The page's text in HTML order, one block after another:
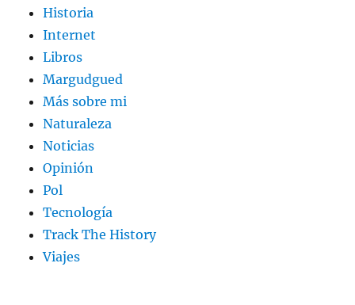
Historia
Internet
Libros
Margudgued
Más sobre mi
Naturaleza
Noticias
Opinión
Pol
Tecnología
Track The History
Viajes